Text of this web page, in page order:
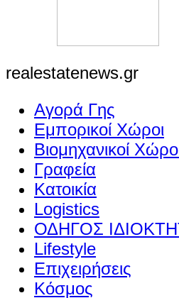
realestatenews.gr
Αγορά Γης
Εμπορικοί Χώροι
Βιομηχανικοί
Γραφεία
Κατοικία
Logistics
ΟΔΗΓΟΣ
Lifestyle
Επιχειρήσεις
Κόσμος